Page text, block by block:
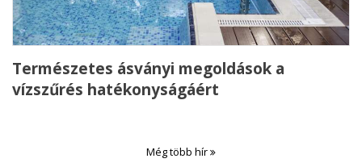
Természetes ásványi megoldások a
vízszűrés hatékonyságáért
Még több hír